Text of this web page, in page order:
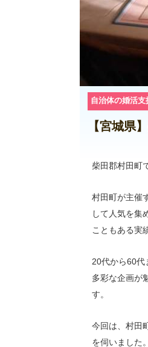
自治体の婚活支
【宮城県
柴田郡村田町
村田町が主催
して人気を集
こともある実
20代から60代
多彩な企画が
す。
今回は、村田
を伺いました。